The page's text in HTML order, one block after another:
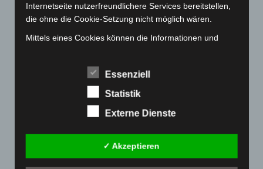
Juli 2022(133)
Juni 2022(167)
Mai 2022(177)
(189)
Oktober 2021(171)
Internetseite nutzerfreundlichere Services bereitstellen,
die ohne die Cookie-Setzung nicht möglich wären.
Mittels eines Cookies können die Informationen und
wie bereits erwähnt, die Benutzer unserer Internetseite
wiederzuerkennen. Zweck dieser Wiedererkennung ist
zu erleichtern. Der Benutzer einer Internetseite, die
Besuch der Internetseite erneut seine Zugangsdaten
eingeben, weil dies von der Internetseite und dem auf
dem Computersystem des Benutzers abgelegten Cookie
Essenziell
Statistik
Externe Dienste
✓ Akzeptieren